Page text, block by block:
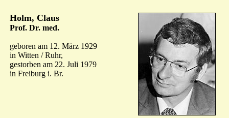
Holm, Claus
Prof. Dr. med.
geboren am 12. März 1929
in Witten / Ruhr,
gestorben am 22. Juli 1979
in Freiburg i. Br.